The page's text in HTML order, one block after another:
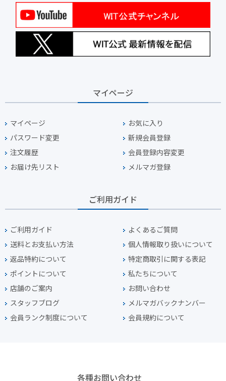
マイページ
マイページ
お気に入り
パスワード変更
新規会員登録
注文履歴
会員登録内容変更
お届け先リスト
メルマガ登録
ご利用ガイド
ご利用ガイド
よくあるご質問
送料とお支払い方法
個人情報取り扱いについて
返品特約について
特定商取引に関する表記
ポイントについて
私たちについて
店舗のご案内
お問い合わせ
スタッフブログ
メルマガバックナンバー
会員ランク制度について
会員規約について
各種お問い合わせ